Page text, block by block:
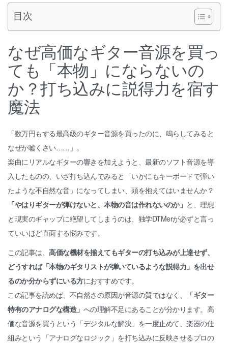
目次
なぜ高価なギター音源を買っ
ても「本物」にならないの
か？打ち込みに説得力を宿す
魔法
「数万円もする最高級のギター音源を買ったのに、鳴らしてみると
なぜか嘘くさい……」。
楽曲にリアルなギターの響きを加えようと、最新のソフト音源を導
入したものの、いざ打ち込んでみると「いかにもキーボードで弾い
たような不自然な音」になってしまい、頭を抱えてはいませんか？
「やはりギターが弾けないと、本物の音は作れないのか」 と、理想
と現実のギャップに絶望してしまうのは、独学DTMerが必ずと言っ
ていいほど直面する悩みです。
この記事は、 高価な機材を揃えてもギターの打ち込みが上達せず、
どうすれば「本物のギタリストが弾いているような説得力」を出せ
るのか分からずにいる方におすすめです。
この記事を読めば、不自然さの原因が音源の質ではなく、
「ギター
特有のアナログな構造」 への理解不足にあることが分かります。高
価な音源を買うという「デジタルな解決」を一度止めて、楽器の仕
組みという「アナログなロジック」を打ち込みに反映させるプロの